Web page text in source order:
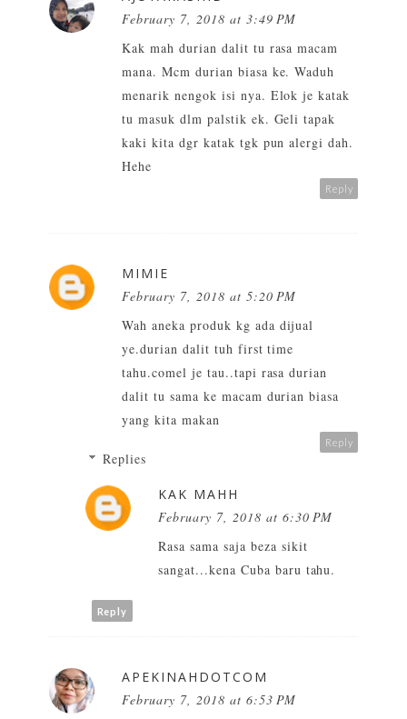
February 7, 2018 at 3:49 PM
Kak mah durian dalit tu rasa macam
mana. Mcm durian biasa ke. Waduh
menarik nengok isi nya. Elok je katak
tu masuk dlm palstik ek. Geli tapak
kaki kita dgr katak tgk pun alergi dah.
Hehe
Reply
MIMIE
February 7, 2018 at 5:20 PM
Wah aneka produk kg ada dijual
ye.durian dalit tuh first time
tahu.comel je tau..tapi rasa durian
dalit tu sama ke macam durian biasa
yang kita makan
Reply
Replies
KAK MAHH
February 7, 2018 at 6:30 PM
Rasa sama saja beza sikit
sangat...kena Cuba baru tahu.
Reply
APEKINAHDOTCOM
February 7, 2018 at 6:53 PM